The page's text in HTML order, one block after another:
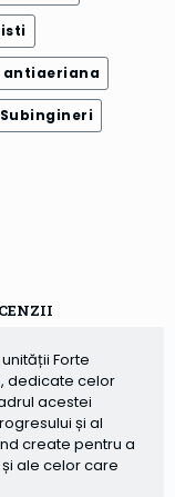
antiaeriana
Subingineri
Forte
dedicate celor
acestei
și al
create pentru a
ale celor care